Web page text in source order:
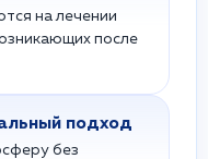
на лечении
после
подход
без